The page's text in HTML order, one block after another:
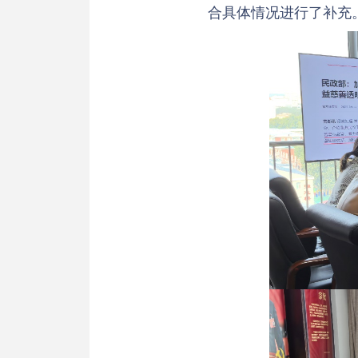
合具体情况进行了补充